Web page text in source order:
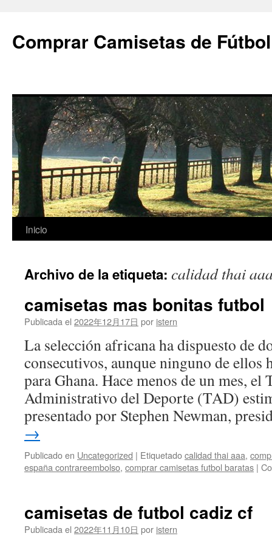
Comprar Camisetas de
Saltar
contenido
Inicio
Archivo de la etiqueta: calidad thai
camisetas mas bonitas futbol
Publicada el 2022年12月17日 por istern
La selección africana ha dispuesto de
consecutivos, aunque ninguno de ellos
para Ghana. Hace menos de un mes, el
Administrativo del Deporte (TAD)
presentado por Stephen Newman,
→
Publicado en Uncategorized | Etiquetadocalidad thai aaa,
españa contrareembolso, comprar camisetas futbol baratas |
camisetas de futbol cadiz cf
Publicada el 2022年11月10日 por istern